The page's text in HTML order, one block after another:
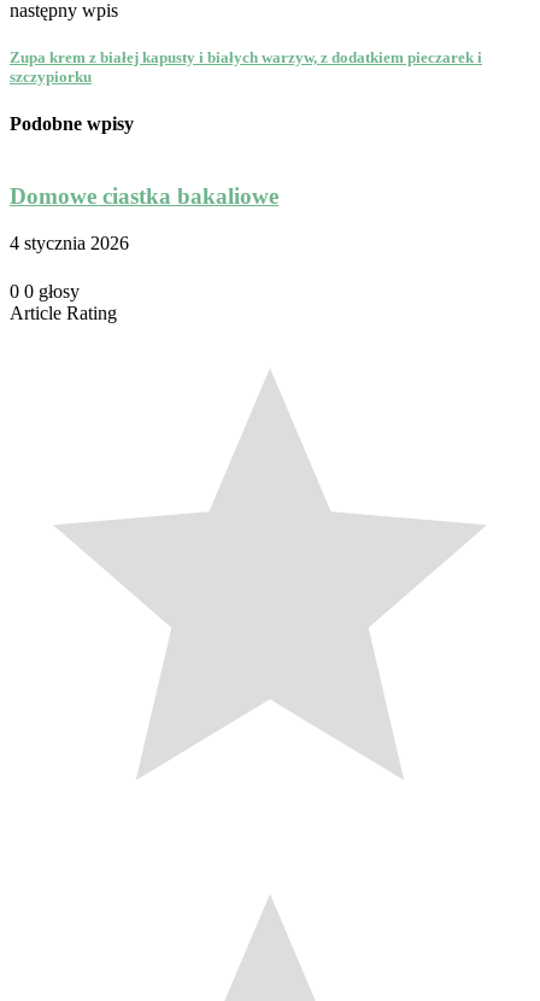
następny wpis
Zupa krem z białej kapusty i białych warzyw, z dodatkiem pieczarek i
szczypiorku
Podobne wpisy
Domowe ciastka bakaliowe
4 stycznia 2026
0 0 głosy
Article Rating